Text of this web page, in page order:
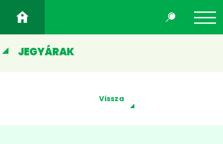
JEGYÁRAK
Vissza